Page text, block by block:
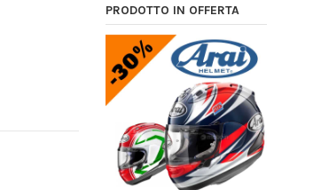
PRODOTTO IN OFFERTA